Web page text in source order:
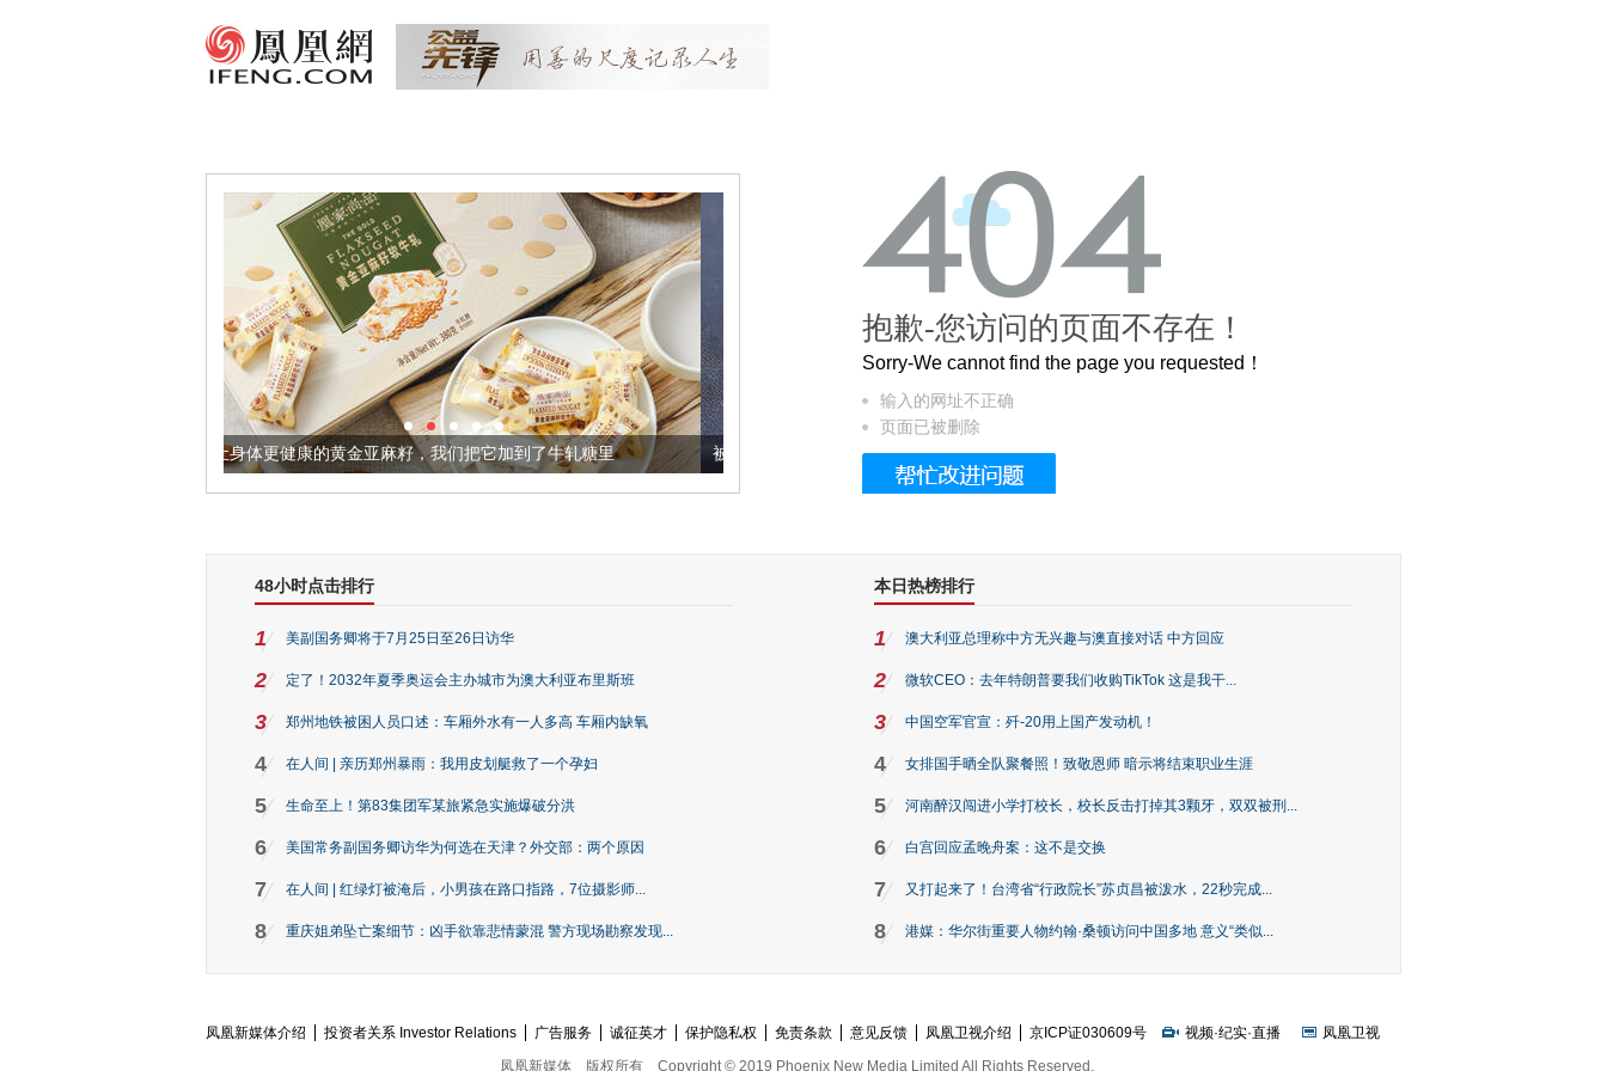
让身体更健康的黄金亚麻籽，我们把它加到了牛轧糖里 被列入佛家七宝的它到底有多美？
抱歉-您访问的页面不存在！
Sorry-We cannot find the page you requested！
输入的网址不正确
页面已被删除
48小时点击排行
1 美副国务卿将于7月25日至26日访华
2 定了！2032年夏季奥运会主办城市为澳大利亚布里斯班
3 郑州地铁被困人员口述：车厢外水有一人多高 车厢内缺氧
4 在人间 | 亲历郑州暴雨：我用皮划艇救了一个孕妇
5 生命至上！第83集团军某旅紧急实施爆破分洪
6 美国常务副国务卿访华为何选在天津？外交部：两个原因
7 在人间 | 红绿灯被淹后，小男孩在路口指路，7位摄影师...
8 重庆姐弟坠亡案细节：凶手欲靠悲情蒙混 警方现场勘察发现...
本日热榜排行
1 澳大利亚总理称中方无兴趣与澳直接对话 中方回应
2 微软CEO：去年特朗普要我们收购TikTok 这是我干...
3 中国空军官宣：歼-20用上国产发动机！
4 女排国手晒全队聚餐照！致敬恩师 暗示将结束职业生涯
5 河南醉汉闯进小学打校长，校长反击打掉其3颗牙，双双被刑...
6 白宫回应孟晚舟案：这不是交换
7 又打起来了！台湾省“行政院长”苏贞昌被泼水，22秒完成...
8 港媒：华尔街重要人物约翰·桑顿访问中国多地 意义“类似...
凤凰新媒体介绍 投资者关系 Investor Relations 广告服务 诚征英才 保护隐私权 免责条款 意见反馈 凤凰卫视介绍 京ICP证030609号 视频·纪实·直播
凤凰卫视
凤凰新媒体
版权所有 Copyright © 2019 Phoenix New Media Limited All Rights Reserved.